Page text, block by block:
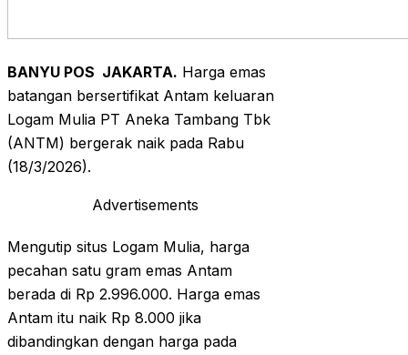
BANYU POS JAKARTA. Harga emas
batangan bersertifikat Antam keluaran
Logam Mulia PT Aneka Tambang Tbk
(ANTM) bergerak naik pada Rabu
(18/3/2026).
Advertisements
Mengutip situs Logam Mulia, harga
pecahan satu gram emas Antam
berada di Rp 2.996.000. Harga emas
Antam itu naik Rp 8.000 jika
dibandingkan dengan harga pada